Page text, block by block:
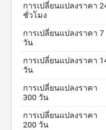
การเปลี่ยนแปลงราคา
ชั่วโมง
การเปลี่ยนแปลงราคา 7
วัน
การเปลี่ยนแปลงราคา
วัน
การเปลี่ยนแปลงราคา
300 วัน
การเปลี่ยนแปลงราคา
200 วัน